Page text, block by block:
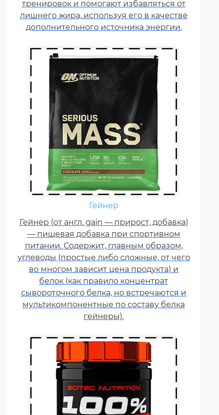
тренировок и помогают избавляться от
лишнего жира, используя его в качестве
дополнительного источника энергии.
сывороточного белка, но
встречаются и
мультикомпонентные по
Гейнер
Гейнер (от англ. gain — прирост, добавка)
— пищевая добавка при спортивном
питании. Содержит, главным образом,
углеводы (простые либо сложные, от чего
во многом зависит цена продукта) и
белок (как правило концентрат
сывороточного белка, но встречаются и
мультикомпонентные по составу белка
гейнеры).
Креатин – спортивная добавка,
используемая в силовых видах
спорта, фитнесе, а также видах
спорта связанных с
динамической нагрузкой или
силовой выносливостью. Это
кислота, синтезируемая в
организме человека в
скелетных мышцах.